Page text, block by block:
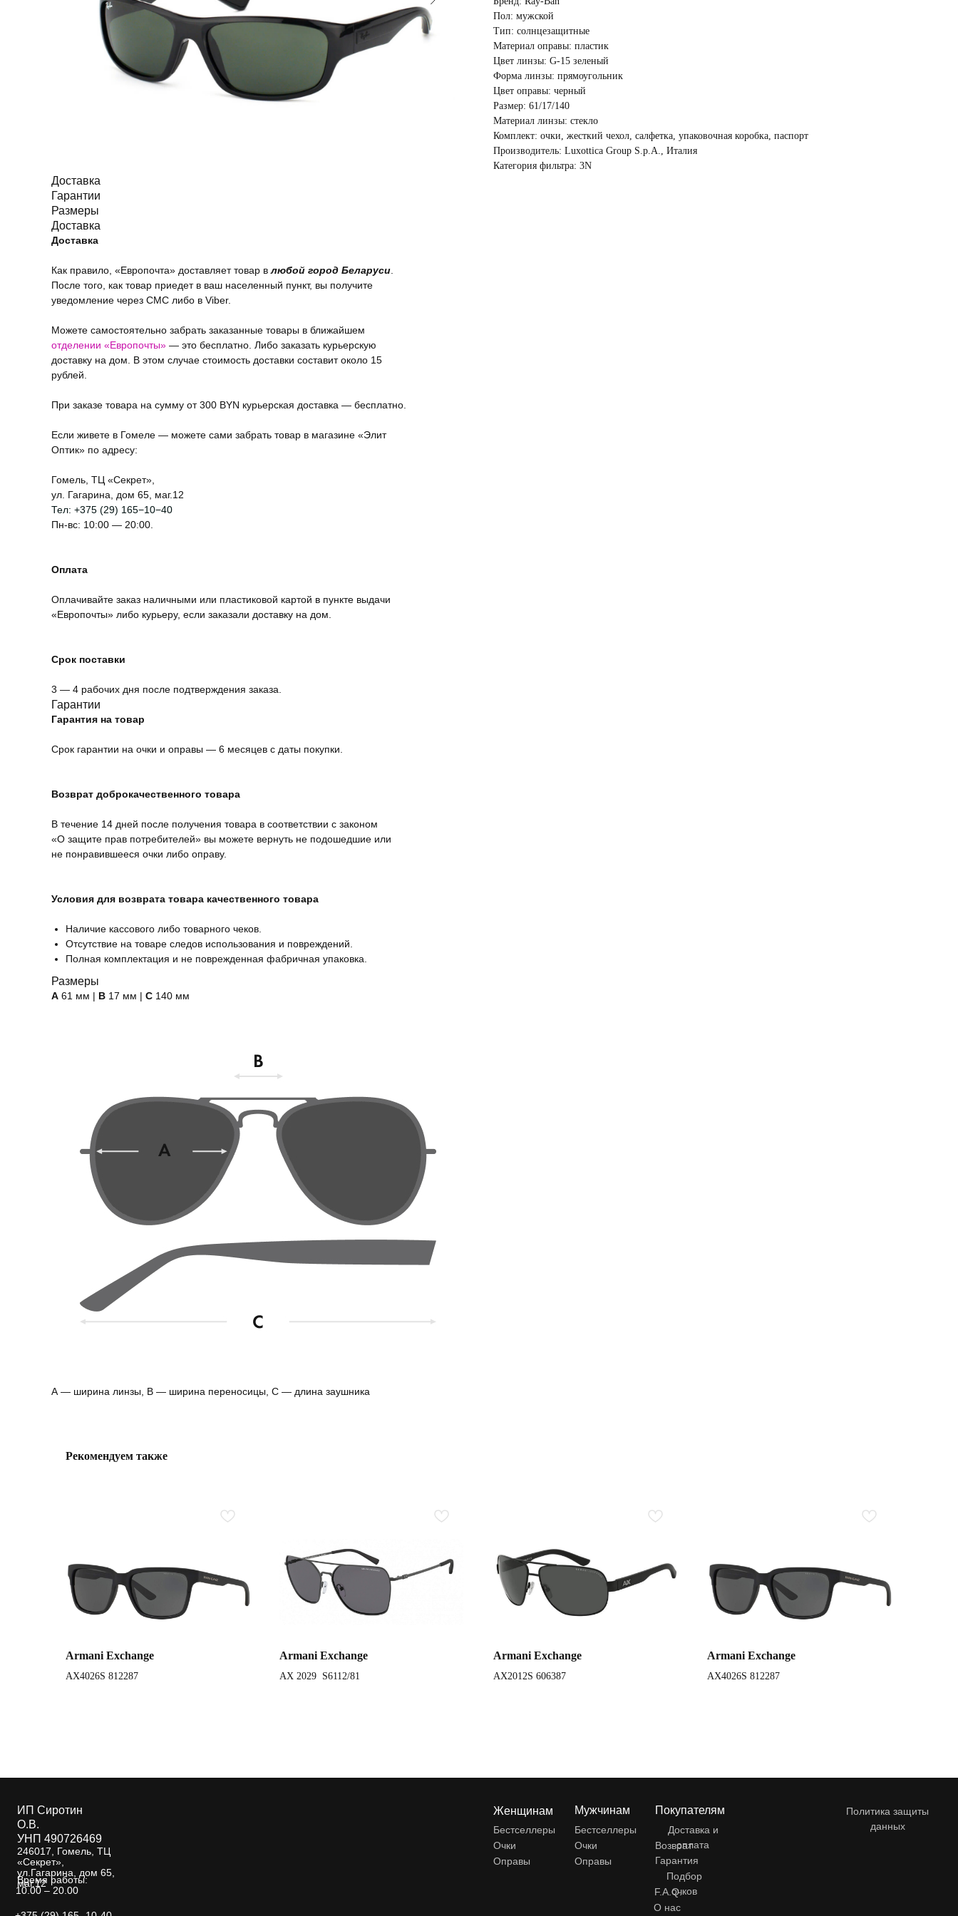
Пол: мужской
Тип: солнцезащитные
Материал оправы: пластик
Цвет линзы: G-15 зеленый
Форма линзы: прямоугольник
Цвет оправы: черный
Размер: 61/17/140
Материал линзы: стекло
Комплект: очки, жесткий чехол, салфетка, упаковочная коробка, паспорт
Производитель: Luxottica Group S.p.A., Италия
Категория фильтра: 3N
Доставка
Гарантии
Размеры
Доставка
Доставка
Как правило, «Европочта» доставляет товар влюбой город Беларуси
После того, как товар приедет в ваш населенный пункт, вы получите
уведомление через СМС либо в Viber.
Можете самостоятельно забрать заказанные товары в ближайшем
отделении «Европочты» — это бесплатно. Либо заказать курьерскую
доставку на дом. В этом случае стоимость доставки составит около 15
рублей.
При заказе товара на сумму от 300 BYN курьерская доставка — бесплатно.
Если живете в Гомеле — можете сами забрать товар в магазине «Элит
Оптик» по адресу:
Гомель, ТЦ «Секрет»,
ул. Гагарина, дом 65, маг.12
Тел: +375 (29) 165−10−40
Пн-вс: 10:00 — 20:00.
Оплата
Оплачивайте заказ наличными или пластиковой картой в пункте выдачи
«Европочты» либо курьеру, если заказали доставку на дом.
Срок поставки
3 — 4 рабочих дня после подтверждения заказа.
Гарантии
Гарантия на товар
Срок гарантии на очки и оправы — 6 месяцев с даты покупки.
Возврат доброкачественного товара
В течение 14 дней после получения товара в соответствии с законом
«О защите прав потребителей» вы можете вернуть не подошедшие или
не понравившееся очки либо оправу.
Условия для возврата товара качественного товара
Наличие кассового либо товарного чеков.
Отсутствие на товаре следов использования и повреждений.
Полная комплектация и не поврежденная фабричная упаковка.
Размеры
А 61 мм | B 17 мм | C 140 мм
А — ширина линзы, B — ширина переносицы, С — длина заушника
Рекомендуем также
Armani Exchange
AX4026S 812287
Armani Exchange
AX 2029 S6112/81
Armani Exchange
AX2012S 606387
Armani Exchange
AX4026S 812287
Бестселлеры
Женщинам
Очки
Оправы
Бестселлеры
Мужчинам
Очки
Оправы
Доставка и
оплата
Подбор
очков
F.A.Q.
Покупателям
Возврат
Гарантия
О нас
ИП Сиротин
О.В.
УНП 490726469
246017, Гомель, ТЦ
«Секрет»,
ул.Гагарина, дом 65,
маг.12
Время работы:
Политика защиты
данных
10.00 – 20.00